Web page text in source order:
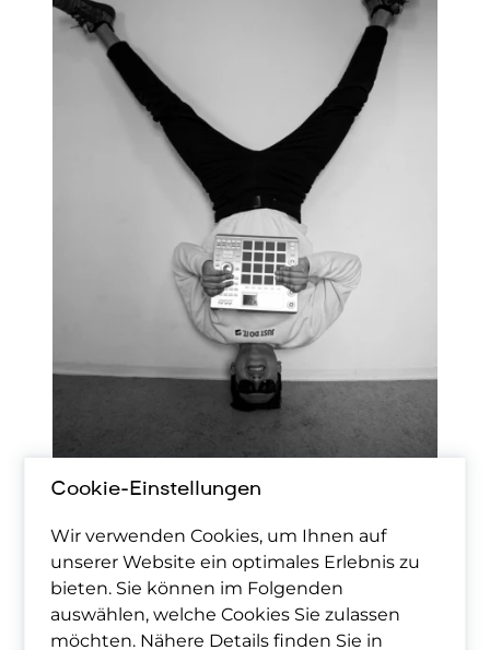
Cookie-Einstellungen
Wir verwenden Cookies, um Ihnen auf
unserer Website ein optimales Erlebnis zu
bieten. Sie können im Folgenden
auswählen, welche Cookies Sie zulassen
möchten. Nähere Details finden Sie in